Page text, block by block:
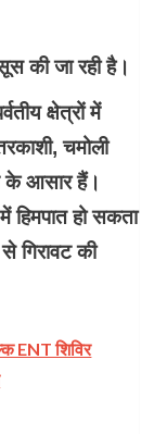
की जा रही है।
क्षेत्रों में
चमोली
के आसार हैं।
हिमपात हो सकता
गिरावट की
ENT शिविर